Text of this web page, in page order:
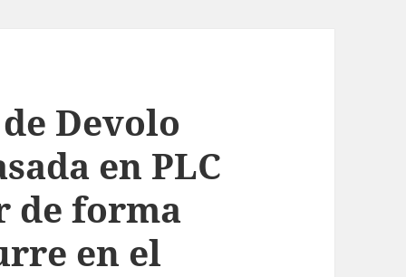
Devolo
en PLC
de forma
en el